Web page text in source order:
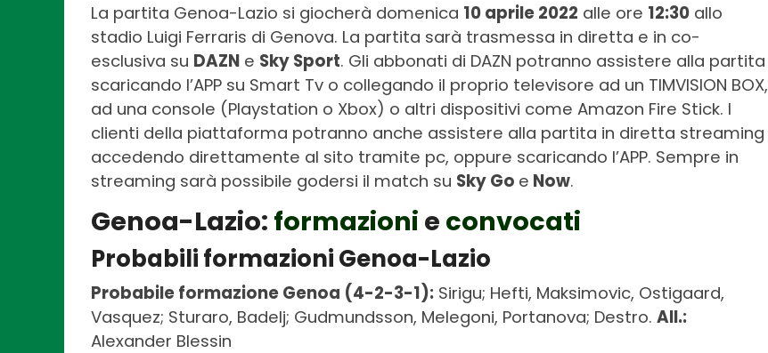
La partita Genoa-Lazio si giocherà domenica 10 aprile 2022 alle ore 12:30 allo
stadio Luigi Ferraris di Genova. La partita sarà trasmessa in diretta e in co-
esclusiva su DAZN e Sky Sport. Gli abbonati di DAZN potranno assistere alla partita
scaricando l’APP su Smart Tv o collegando il proprio televisore ad un TIMVISION BOX,
ad una console (Playstation o Xbox) o altri dispositivi come Amazon Fire Stick. I
clienti della piattaforma potranno anche assistere alla partita in diretta streaming
accedendo direttamente al sito tramite pc, oppure scaricando l’APP. Sempre in
streaming sarà possibile godersi il match su Sky Go e Now.
Genoa-Lazio: formazioni e convocati
Probabili formazioni Genoa-Lazio
Probabile formazione Genoa (4-2-3-1): Sirigu; Hefti, Maksimovic, Ostigaard,
Vasquez; Sturaro, Badelj; Gudmundsson, Melegoni, Portanova; Destro. All.:
Alexander Blessin